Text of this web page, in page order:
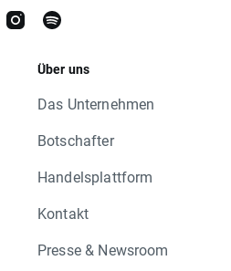
Über uns
Das Unternehmen
Botschafter
Handelsplattform
Kontakt
Presse & Newsroom